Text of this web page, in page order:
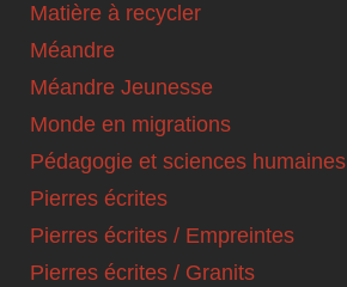
Matière à recycler
Méandre
Méandre Jeunesse
Monde en migrations
Pédagogie et sciences humaines
Pierres écrites
Pierres écrites / Empreintes
Pierres écrites / Granits